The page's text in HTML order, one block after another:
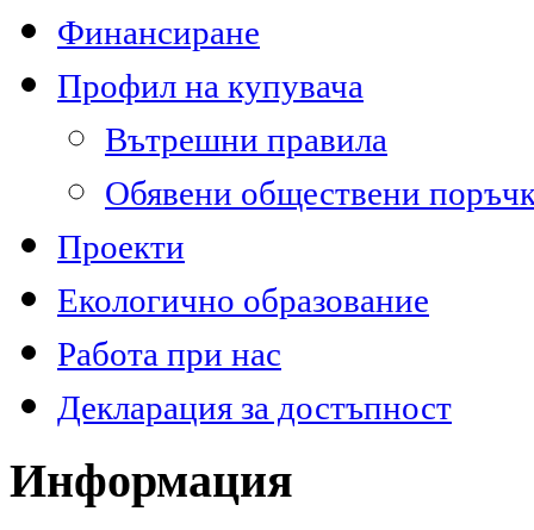
Финансиране
Профил на купувача
Вътрешни правила
Обявени обществени
Проекти
Екологично образование
Работа при нас
Декларация за достъпност
Информация